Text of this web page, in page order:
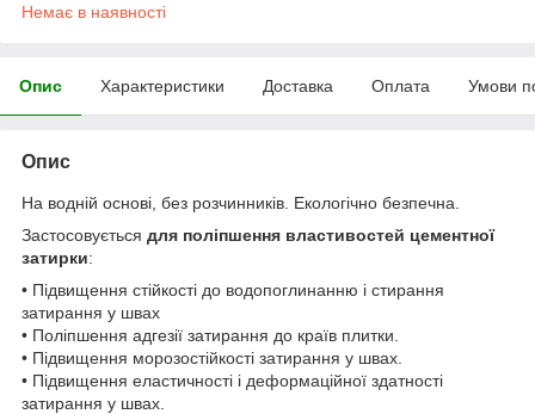
Немає в наявності
Опис Характеристики Доставка Оплата Умови
Опис
На водній основі, без розчинників. Екологічно безпечна.
Застосовується для поліпшення властивостей цементної
затирки:
• Підвищення стійкості до водопоглинанню і стирання
затирання у швах
• Поліпшення адгезії затирання до країв плитки.
• Підвищення морозостійкості затирання у швах.
• Підвищення еластичності і деформаційної здатності
затирання у швах.